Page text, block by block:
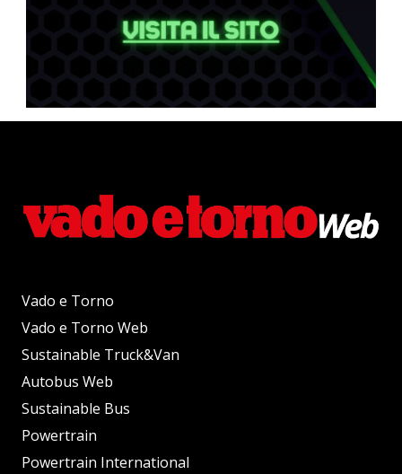
Vado e Torno
Vado e Torno Web
Sustainable Truck&Van
Autobus Web
Sustainable Bus
Powertrain
Powertrain International